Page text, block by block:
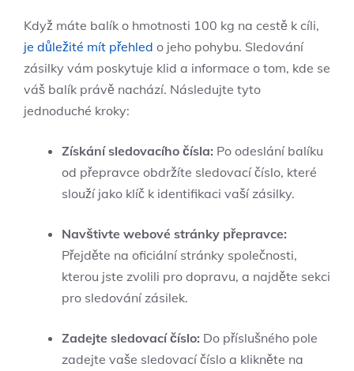
Když máte balík ​o hmotnosti 100‍ kg na⁤ cestě k cíli,
je důležité mít přehled ⁤o jeho pohybu. Sledování
zásilky vám poskytuje klid a informace o tom, ⁤kde se
váš‌ balík právě ‍nachází. Následujte ⁤tyto
‌jednoduché kroky:
Získání‌ sledovacího čísla: Po odeslání balíku
od přepravce ​obdržíte ‌sledovací ⁢číslo, které
slouží jako klíč ⁤k⁢ identifikaci​ vaší zásilky.
Navštivte⁣ webové stránky přepravce:
Přejděte na oficiální‌ stránky společnosti,
kterou​ jste⁣ zvolili pro dopravu, a ⁣najděte sekci
pro ​sledování zásilek.
Zadejte sledovací číslo: Do⁢ příslušného pole
zadejte ⁢vaše sledovací číslo a klikněte na​